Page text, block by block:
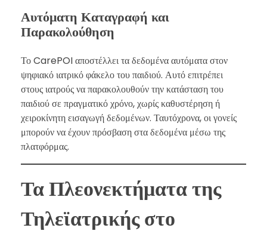
Αυτόματη Καταγραφή και
Παρακολούθηση
Το CarePOI αποστέλλει τα δεδομένα αυτόματα στον
ψηφιακό ιατρικό φάκελο του παιδιού. Αυτό επιτρέπει
στους ιατρούς να παρακολουθούν την κατάσταση του
παιδιού σε πραγματικό χρόνο, χωρίς καθυστέρηση ή
χειροκίνητη εισαγωγή δεδομένων. Ταυτόχρονα, οι γονείς
μπορούν να έχουν πρόσβαση στα δεδομένα μέσω της
πλατφόρμας.
Τα Πλεονεκτήματα της
Τηλεϊατρικής στο